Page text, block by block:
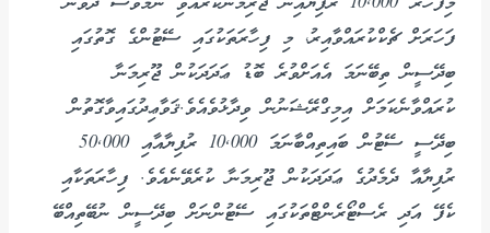
ފަހަރަށް ޗެކްކުރައްވާއިރު، މި ފިހާރަތަކުގައި ސޭޓުންގެ ގޮތުގައި
ބިދޭސީން ތިބޭނަމަ އެއަށްވުރެ ބޮޑު ޢަދަދަކުން ޖޫރިމަނާ
ކުރައްވާނެކަމަށް އިމިގްރޭޝަނުން ވިދާޅުވެއެވެ.ޤަވާޢިދުގައިވާގޮތުން
ބިދޭސީ ސޭޓުން ބައިތިއްބާނަމަ 10,000 ރުފިޔާއާއި 50,000
ރުފިޔާއާ ދެމެދުގެ ޢަދަދަކުން ޖޫރިމަނާ ކުރެވޭނެއެވެ. ފިހާރަތަކާއި
ކެފޭ އަދި ރެސްޓޯރެންޓްތަކުގައި ސޭޓުންނަށް ބިދޭސީން ނުބޭތިއްބޭ